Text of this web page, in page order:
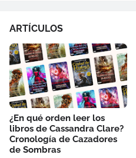
ARTÍCULOS
¿En qué orden leer los
libros de Cassandra Clare?
Cronología de Cazadores
de Sombras